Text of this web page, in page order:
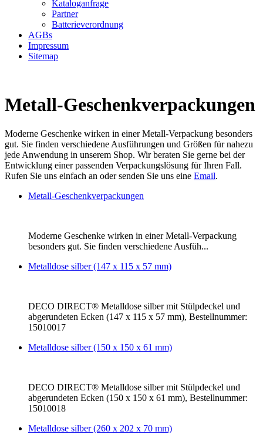
Kataloganfrage
Partner
Batterieverordnung
AGBs
Impressum
Sitemap
Metall-Geschenkverpackungen
Moderne Geschenke wirken in einer Metall-Verpackung besonders
gut. Sie finden verschiedene Ausführungen und Größen für nahezu
jede Anwendung in unserem Shop. Wir beraten Sie gerne bei der
Entwicklung einer passenden Verpackungslösung für Ihren Fall.
Rufen Sie uns einfach an oder senden Sie uns eine Email.
Metall-Geschenkverpackungen
Moderne Geschenke wirken in einer Metall-Verpackung
besonders gut. Sie finden verschiedene Ausfüh...
Metalldose silber (147 x 115 x 57 mm)
DECO DIRECT® Metalldose silber mit Stülpdeckel und
abgerundeten Ecken (147 x 115 x 57 mm), Bestellnummer:
15010017
Metalldose silber (150 x 150 x 61 mm)
DECO DIRECT® Metalldose silber mit Stülpdeckel und
abgerundeten Ecken (150 x 150 x 61 mm), Bestellnummer:
15010018
Metalldose silber (260 x 202 x 70 mm)